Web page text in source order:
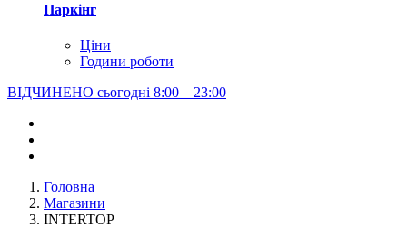
Паркінг
Ціни
Години роботи
ВІДЧИНЕНО сьогодні 8:00 – 23:00
Головна
Магазини
INTERTOP